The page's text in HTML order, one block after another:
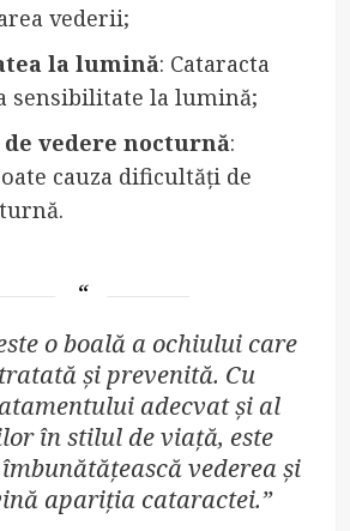
vederii;
la lumină: Cataracta
sensibilitate la lumină;
vedere nocturnă:
cauza dificultăți de
o boală a ochiului care
și prevenită. Cu
adecvat și al
în stilul de viață, este
vederea și
apariția cataractei.”